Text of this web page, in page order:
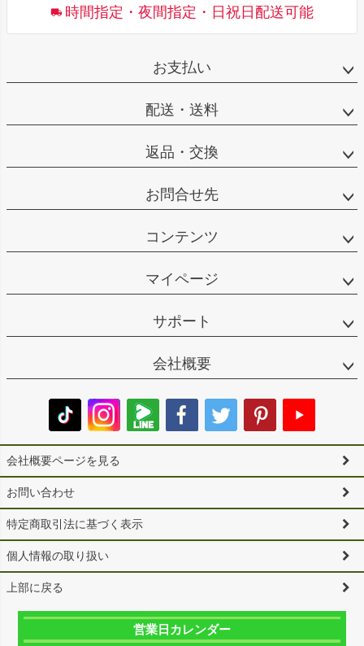
時間指定・夜間指定・日祝日配送可能
お支払い
配送・送料
返品・交換
お問合せ先
コンテンツ
マイページ
サポート
会社概要
会社概要ページを見る
お問い合わせ
特定商取引法に基づく表示
個人情報の取り扱い
上部に戻る
営業日カレンダー